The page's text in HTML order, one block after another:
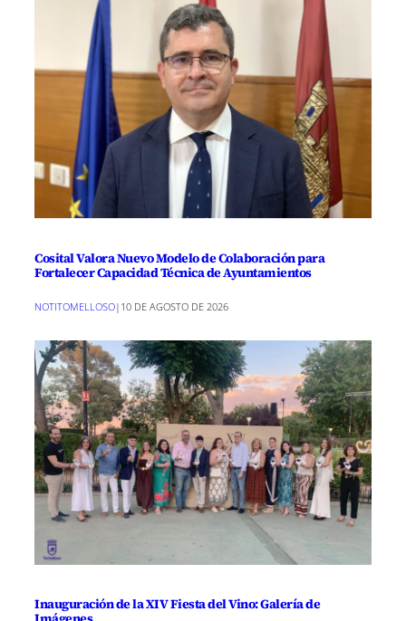
Cosital Valora Nuevo Modelo de Colaboración para
Fortalecer Capacidad Técnica de Ayuntamientos
NOTITOMELLOSO| 10 DE AGOSTO DE 2026
Inauguración de la XIV Fiesta del Vino: Galería de